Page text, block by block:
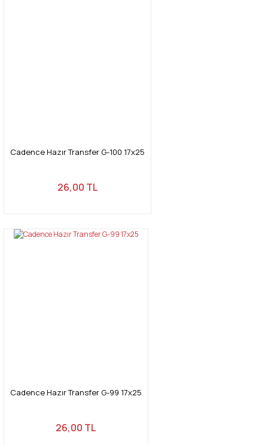
Cadence Hazır Transfer G-100 17x25
26,00 TL
Cadence Hazır Transfer G-99 17x25
26,00 TL